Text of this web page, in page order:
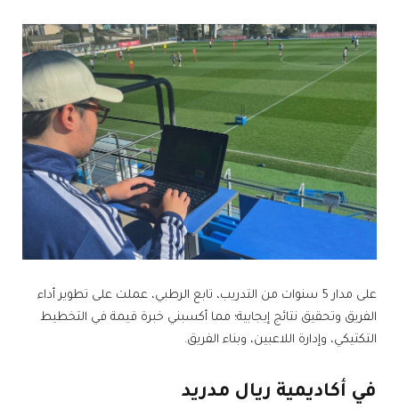
على مدار 5 سنوات من التدريب، تابع الرطبي، عملت على تطوير أداء
الفريق وتحقيق نتائج إيجابية؛ مما أكسبني خبرة قيمة في التخطيط
التكتيكي، وإدارة اللاعبين، وبناء الفريق.
في أكاديمية ريال مدريد